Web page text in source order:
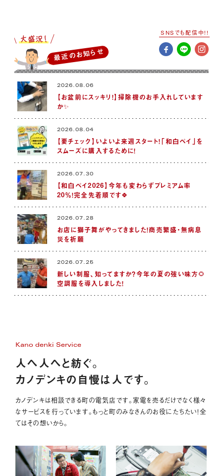
最近のお知らせ
2026.08.06
【お盆前にスッキリ！】掃除機のお手入れしています
か✨
2026.08.04
【要チェック】いよいよ来週スタート！「和白ペイ」を
スムーズに購入するために！
2026.07.30
【和白ペイ2026】今年も変わらずプレミアム率
20％！完全先着順です🍀
2026.07.28
お店に獅子舞がやってきました！商売繁盛・無病息
災を祈願
2026.07.25
新しい制服、知ってますか？今年の夏の強い味方🌻
空調服を導入しました！
SNSでも配信中!!
Kano denki Service
人へ人へと紡ぐ。
カノデンキの自慢は人です。
カノデンキは相談できる町の電気店です。家電を売るだけでなく様々
なサービスを行っています。もっと町のみなさんのお役にたちたい！全
てはその想いから。